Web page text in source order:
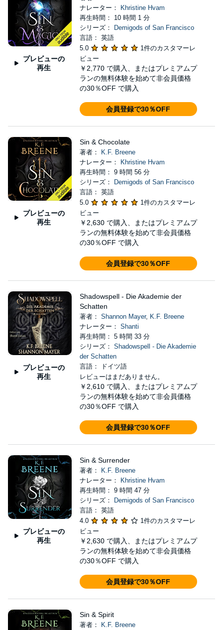
プレビューの
再生
ナレーター：
Khristine Hvam
再生時間： 10 時間 1 分
シリーズ：
Demigods of San Francisco
言語： 英語
5.0
1件のカスタマーレ
ビュー
￥2,770 で購入、またはプレミアムプ
ランの無料体験を始めて非会員価格
の30％OFF で購入
会員登録で30％OFF
プレビューの
再生
Sin & Chocolate
著者：
K.F. Breene
ナレーター：
Khristine Hvam
再生時間： 9 時間 56 分
シリーズ：
Demigods of San Francisco
言語： 英語
5.0
1件のカスタマーレ
ビュー
￥2,630 で購入、またはプレミアムプ
ランの無料体験を始めて非会員価格
の30％OFF で購入
会員登録で30％OFF
プレビューの
再生
Shadowspell - Die Akademie der
Schatten
著者： Shannon Mayer, K.F. Breene
ナレーター： Shanti
再生時間： 5 時間 33 分
シリーズ： Shadowspell - Die Akademie
der Schatten
言語： ドイツ語
レビューはまだありません。
￥2,610 で購入、またはプレミアムプ
ランの無料体験を始めて非会員価格
の30％OFF で購入
会員登録で30％OFF
プレビューの
再生
Sin & Surrender
著者：
K.F. Breene
ナレーター：
Khristine Hvam
再生時間： 9 時間 47 分
シリーズ：
Demigods of San Francisco
言語： 英語
4.0
1件のカスタマーレ
ビュー
￥2,630 で購入、またはプレミアムプ
ランの無料体験を始めて非会員価格
の30％OFF で購入
会員登録で30％OFF
Sin & Spirit
著者：
K.F. Breene